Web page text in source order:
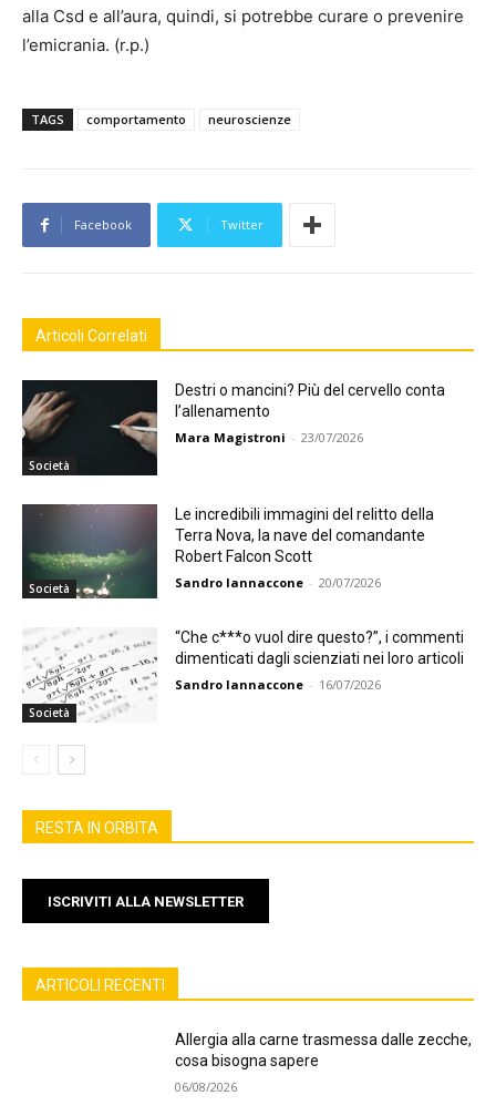
alla Csd e all’aura, quindi, si potrebbe curare o prevenire
l’emicrania. (r.p.)
TAGS comportamento neuroscienze
Facebook Twitter
Articoli Correlati
Società
Destri o mancini? Più del cervello conta
l’allenamento
Mara Magistroni - 23/07/2026
Società
Le incredibili immagini del relitto della
Terra Nova, la nave del comandante
Robert Falcon Scott
Sandro Iannaccone - 20/07/2026
Società
“Che c***o vuol dire questo?”, i commenti
dimenticati dagli scienziati nei loro articoli
Sandro Iannaccone - 16/07/2026
RESTA IN ORBITA
ISCRIVITI ALLA NEWSLETTER
ARTICOLI RECENTI
Allergia alla carne trasmessa dalle zecche,
cosa bisogna sapere
06/08/2026